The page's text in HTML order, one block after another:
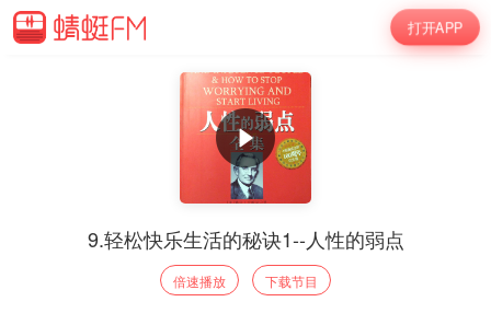
打开APP
9.轻松快乐生活的秘诀1--人性的弱点
倍速播放 下载节目